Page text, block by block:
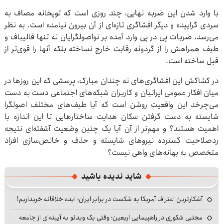
با وارد شدن این ضربه نهایی، چند روزی است که توپخانه مصاف به
سردی گراییده و دیگر افشاگری تازه‌ای از آن بیرون نیامده است. به نظر
می‌رسد، ضربات پی در پی وارد آمده بر نواصولگرایان نه تنها قالیباف و
طیف همراهش را از گردونه رقابت خارج نساخته بلکه آنها را قوی‌تر از
قبل ساخته است.
در کشاکش این افشاگری‌های نه چندان مبارک، پرسشی که این روزها در
میان افکار عمومی ایرانیان و کاربران شبکه‌های اجتماعی دست به دست
می‌چرخد این واقعیت روشن است که آیا طیف‌های مختلف اصولگرا
شایسته به دست گرفتن سکان هدایت ساختارهایی تا این اندازه با
اهمیت هستند؟ و مهم‌تر از آن آیا یک چنین وضعیت آشفته‌ای نتیجه
ردصلاحیت گسترده نیروهای شایسته و حذف و خالص‌سازی افراد
متخصص به بهانه‌های واهی نیست؟
شاید ندیده باشید
آشکارترین اعتراف آمریکا به شکست در برابر ایران؛ ایده خلاقانه خریداریم!
مجتبی شکوری در راهپیمایی اربعین؛ وقتی یک ویدئو به آیینه‌ای از جامعه